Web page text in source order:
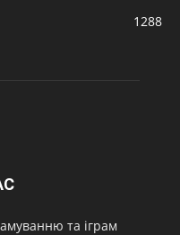
1288
та іграм